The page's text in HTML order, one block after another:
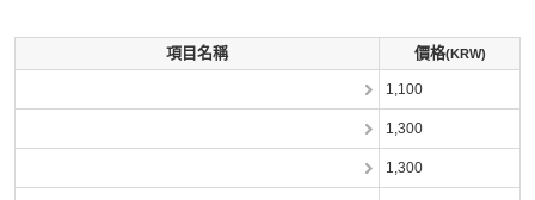
項目名稱 價格(KRW)
1,100
1,300
1,300